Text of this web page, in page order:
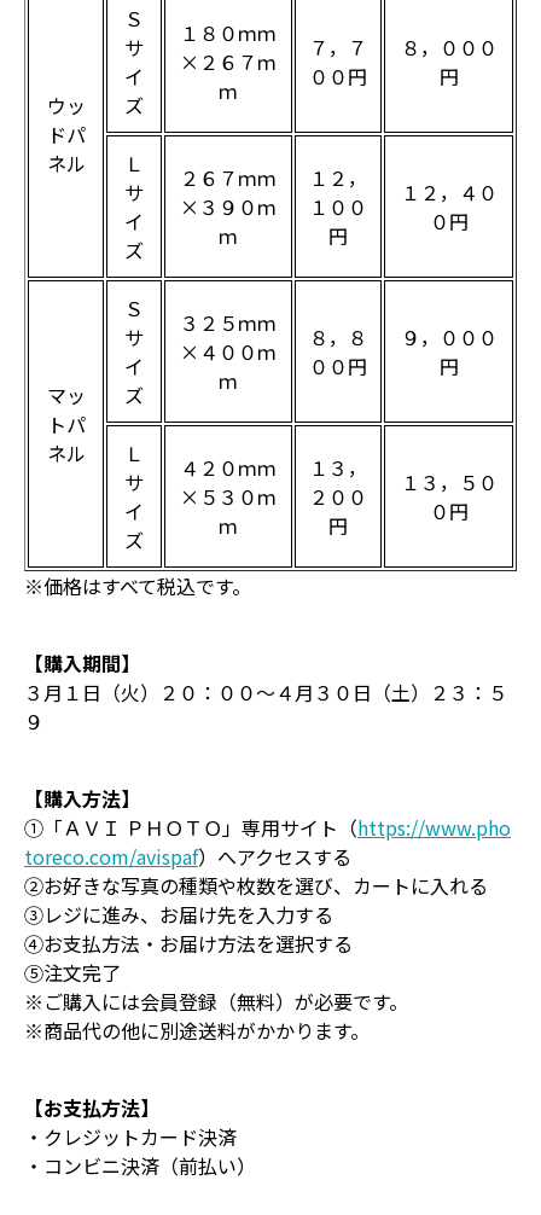
ウッ
ドパ
ネル
Ｓ
サ
イ
ズ
１８０ｍｍ
×２６７ｍ
ｍ
７，７
００円
８，０００
円
Ｌ
サ
イ
ズ
２６７ｍｍ
×３９０ｍ
ｍ
１２，
１００
円
１２，４０
０円
マッ
トパ
ネル
Ｓ
サ
イ
ズ
３２５ｍｍ
×４００ｍ
ｍ
８，８
００円
９，０００
円
Ｌ
サ
イ
ズ
４２０ｍｍ
×５３０ｍ
ｍ
１３，
２００
円
１３，５０
０円
※価格はすべて税込です。
【購入期間】
３月１日（火）２０：００～４月３０日（土）２３：５
９
【購入方法】
①「ＡＶＩ ＰＨＯＴＯ」専用サイト（https://www.pho
toreco.com/avispaf）へアクセスする
②お好きな写真の種類や枚数を選び、カートに入れる
③レジに進み、お届け先を入力する
④お支払方法・お届け方法を選択する
⑤注文完了
※ご購入には会員登録（無料）が必要です。
※商品代の他に別途送料がかかります。
【お支払方法】
・クレジットカード決済
・コンビニ決済（前払い）